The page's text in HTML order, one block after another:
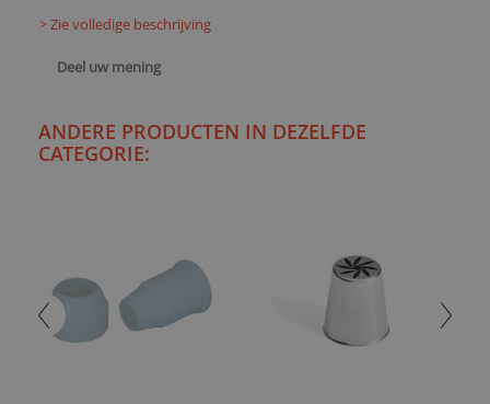
> Zie volledige beschrijving
Deel uw mening
ANDERE PRODUCTEN IN DEZELFDE
CATEGORIE: